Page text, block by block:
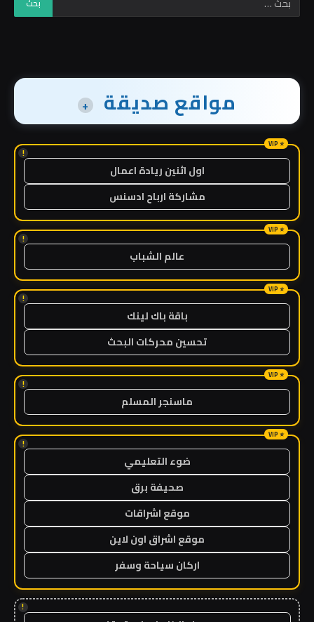
مواقع صديقة +
!
اول اثنين ريادة اعمال
مشاركة ارباح ادسنس
!
عالم الشباب
!
باقة باك لينك
تحسين محركات البحث
!
ماسنجر المسلم
!
ضوء التعليمي
صحيفة برق
موقع اشراقات
موقع اشراق اون لاين
اركان سياحة وسفر
!